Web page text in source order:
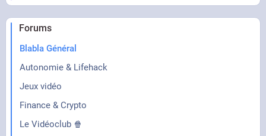
*Jumpscare*
Forums
Blabla Général
Autonomie & Lifehack
Jeux vidéo
Finance & Crypto
Le Vidéoclub 🍿